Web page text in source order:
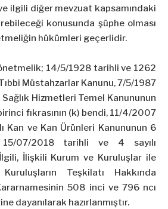
ilgili diğer mevzuat kapsamındaki
konusunda şüphe olması
hükümleri geçerlidir.
14/5/1928 tarihli ve 1262
Müstahzarlar Kanunu, 7/5/1987
Sağlık Hizmetleri Temel Kanununun
fıkrasının (k) bendi, 11/4/2007
Kan ve Kan Ürünleri Kanununun 6
07/2018 tarihli ve 4 sayılı
İlgili, İlişkili Kurum ve Kuruluşlar ile
Teşkilatı Hakkında
508 inci ve 796 ncı
dayanılarak hazırlanmıştır.